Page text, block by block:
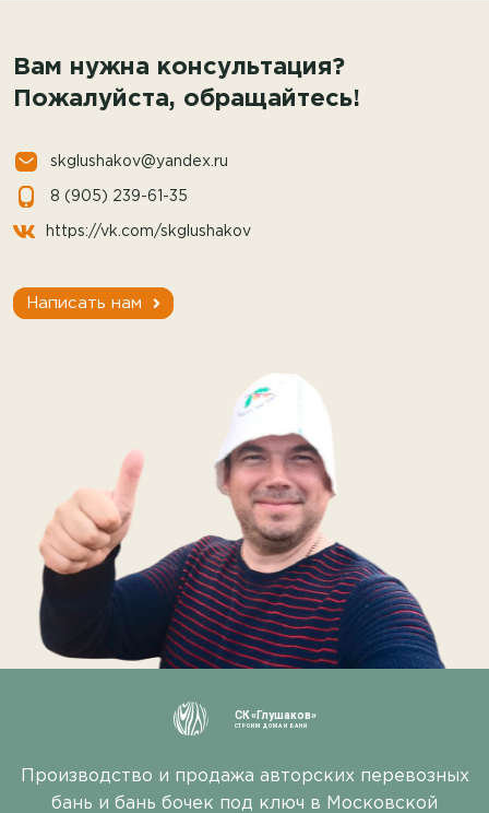
Вам нужна консультация?
Пожалуйста, обращайтесь!
skglushakov@yandex.ru
8 (905) 239-61-35
https://vk.com/skglushakov
Написать нам
СК «Глушаков»
СТРОИМ ДОМА И БАНИ
Производство и продажа авторских перевозных
бань и бань бочек под ключ в Московской